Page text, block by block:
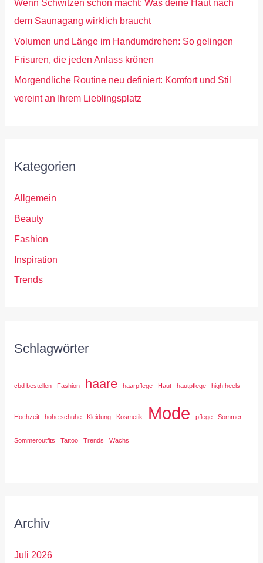
Wenn Schwitzen schön macht: Was deine Haut nach
dem Saunagang wirklich braucht
Volumen und Länge im Handumdrehen: So gelingen
Frisuren, die jeden Anlass krönen
Morgendliche Routine neu definiert: Komfort und Stil
vereint an Ihrem Lieblingsplatz
Kategorien
Allgemein
Beauty
Fashion
Inspiration
Trends
Schlagwörter
cbd bestellen Fashion haare haarpflege Haut hautpflege high heels
Hochzeit hohe schuhe Kleidung Kosmetik Mode pflege Sommer
Sommeroutfits Tattoo Trends Wachs
Archiv
Juli 2026